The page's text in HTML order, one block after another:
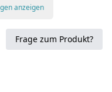
anzeigen
Frage zum Produkt?